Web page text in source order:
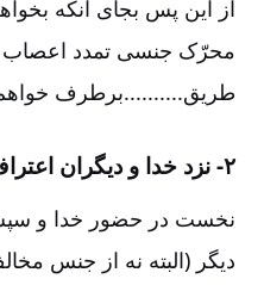
از این پس بجای آنکه
محرّک جنسی تمدد اعصاب
طریق..........برطرف
۲- نزد خدا و دیگران اعتراف کنید
نخست در حضور خدا و
دیگر (البته نه از جنس